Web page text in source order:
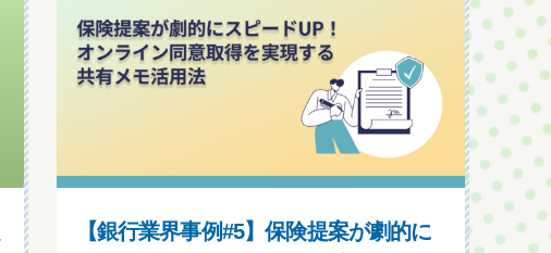
【銀行業界事例#5】保険提案が劇的に